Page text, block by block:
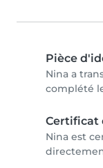
Pièce
Nina a
complété
Certificat
Nina est